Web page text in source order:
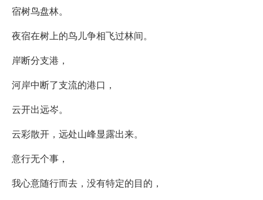
宿树鸟盘林。
夜宿在树上的鸟儿争相飞过林间。
岸断分支港，
河岸中断了支流的港口，
云开出远岑。
云彩散开，远处山峰显露出来。
意行无个事，
我心意随行而去，没有特定的目的，